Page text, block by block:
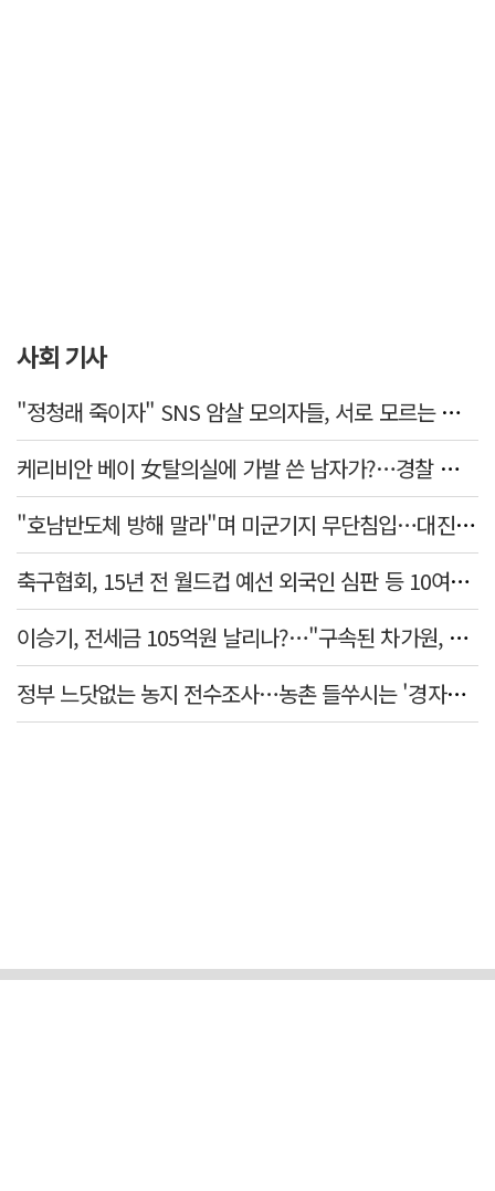
사회 기사
"정청래 죽이자" SNS 암살 모의자들, 서로 모르는 사이였다…檢송치
케리비안 베이 女탈의실에 가발 쓴 남자가?…경찰 추적 중
"호남반도체 방해 말라"며 미군기지 무단침입…대진연 회원 3명 '구속'
축구협회, 15년 전 월드컵 예선 외국인 심판 등 10여명에 '성 접대'
이승기, 전세금 105억원 날리나?…"구속된 차가원, 형사 범죄 영역"
정부 느닷없는 농지 전수조사…농촌 들쑤시는 '경자유전'의 칼날